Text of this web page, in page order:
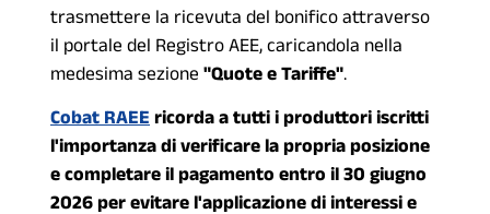
trasmettere la ricevuta del bonifico attraverso
il portale del Registro AEE, caricandola nella
medesima sezione "Quote e Tariffe".
Cobat RAEE ricorda a tutti i produttori iscritti
l'importanza di verificare la propria posizione
e completare il pagamento entro il 30 giugno
2026 per evitare l'applicazione di interessi e